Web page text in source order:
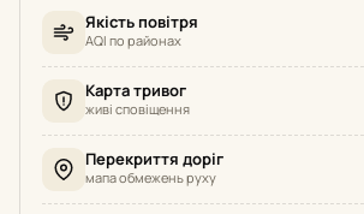
Якість повітря
AQI по районах
Карта тривог
живі сповіщення
Перекриття доріг
мапа обмежень руху